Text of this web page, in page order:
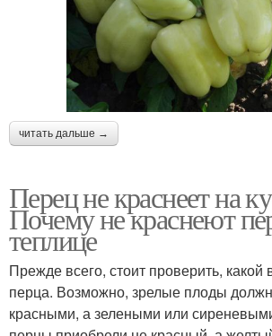
читать дальше →
Перец не краснеет на
Почему не краснеют
теплице
Прежде всего, стоит проверить, какой
перца. Возможно, зрелые плоды
красными, а зелеными или